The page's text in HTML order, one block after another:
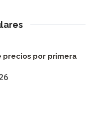
precios por primera